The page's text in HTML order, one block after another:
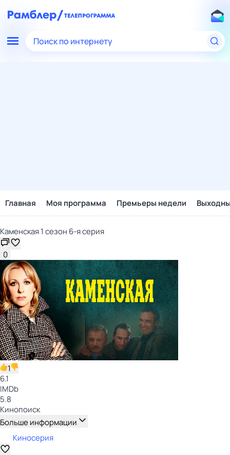
Поиск по интернету
Главная Моя программа Премьеры недели
Каменская 1 сезон 6-я серия
0
1
6.1
IMDb
5.8
Кинопоиск
Больше информации
Киносерия